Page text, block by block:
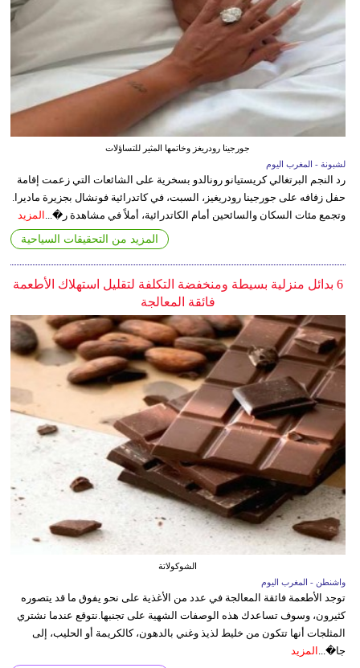
جورجينا رودريغز وخاتمها المثير للتساؤلات
لشبونة - المغرب اليوم
رد النجم البرتغالي كريستيانو رونالدو بسخرية على الشائعات التي زعمت إقامة
حفل زفافه على جورجينا رودريغيز، السبت، في كاتدرائية فونشال بجزيرة ماديرا.
وتجمع مئات السكان والسائحين أمام الكاتدرائية، أملاً في مشاهدة ر�... المزيد
المزيد من التحقيقات السياحية
6 بدائل منزلية بسيطة ومنخفضة التكلفة لتقليل استهلاك الأطعمة
فائقة المعالجة
الشوكولاتة
واشنطن - المغرب اليوم
توجد الأطعمة فائقة المعالجة في عدد من الأغذية على نحو يفوق ما قد يتصوره
كثيرون، وسوف تساعدك هذه الوصفات الشهية على تجنبها.نتوقع عندما نشتري
المثلجات أنها تتكون من خليط لذيذ وغني بالدهون، كالكريمة أو الحليب، إلى
جا�... المزيد